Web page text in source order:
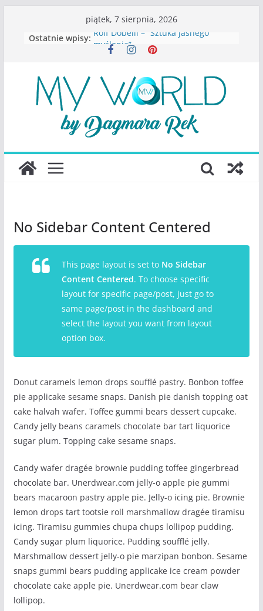
piątek, 7 sierpnia, 2026
Ostatnie wpisy: Rolf Dobelli – “Sztuka jasnego
myślenia”
Katarzyna Lewandowicz – Zanim
straciliśmy siebie
Judith Joseph – “Wysoko
funkcjonująca depresja”
S.Wynn-Williams – “Bezwzględni. O
największego portalu
No Sidebar Content Centered
This page layout is set to No Sidebar
Content Centered. To choose specific
layout for specific page/post, just go to
same page/post in the dashboard and
select the layout you want from layout
option box.
Donut caramels lemon drops soufflé pastry. Bonbon toffee
pie applicake sesame snaps. Danish pie danish topping oat
cake halvah wafer. Toffee gummi bears dessert cupcake.
Candy jelly beans caramels chocolate bar tart liquorice
sugar plum. Topping cake sesame snaps.
Candy wafer dragée brownie pudding toffee gingerbread
chocolate bar. Unerdwear.com jelly-o apple pie gummi
bears macaroon pastry apple pie. Jelly-o icing pie. Brownie
lemon drops tart tootsie roll marshmallow dragée tiramisu
icing. Tiramisu gummies chupa chups lollipop pudding.
Candy sugar plum liquorice. Pudding soufflé jelly.
Marshmallow dessert jelly-o pie marzipan bonbon. Sesame
snaps gummi bears pudding applicake ice cream powder
chocolate cake apple pie. Unerdwear.com bear claw
lollipop.